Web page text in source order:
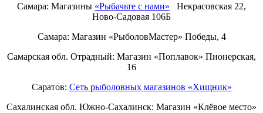
Самара: Магазины «Рыбачьте с нами» Некрасовская 22,
Ново-Садовая 106Б
Самара: Магазин «РыболовМастер» Победы, 4
Самарская обл. Отрадный: Магазин «Поплавок» Пионерская,
16
Саратов: Сеть рыболовных магазинов «Хищник»
Сахалинская обл. Южно-Сахалинск: Магазин «Клёвое место»